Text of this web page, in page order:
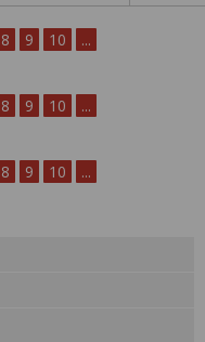
8 9 10 ...
8 9 10 ...
8 9 10 ...